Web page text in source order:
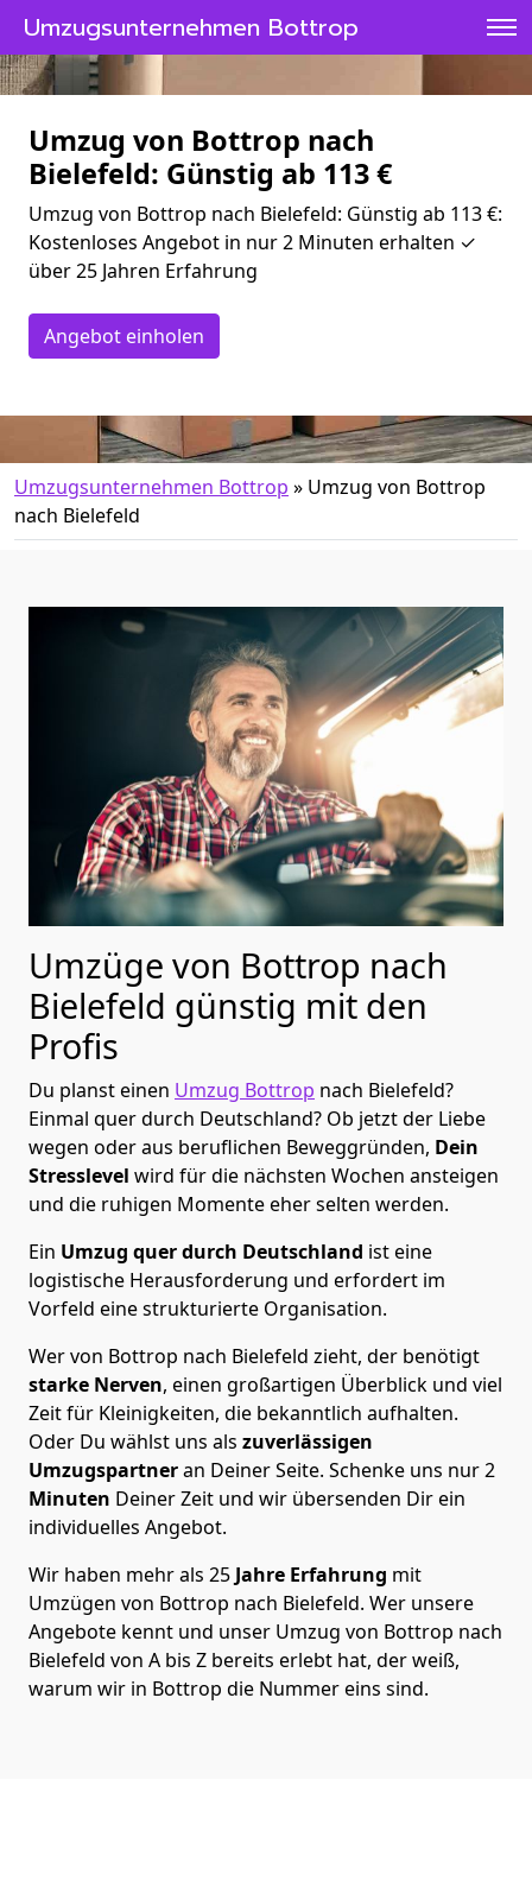
Umzugsunternehmen Bottrop
Umzug von Bottrop nach
Bielefeld: Günstig ab 113 €
Umzug von Bottrop nach Bielefeld: Günstig ab 113 €:
Kostenloses Angebot in nur 2 Minuten erhalten ✓
über 25 Jahren Erfahrung
Angebot einholen
Umzugsunternehmen Bottrop » Umzug von Bottrop
nach Bielefeld
Umzüge von Bottrop nach
Bielefeld günstig mit den
Profis
Du planst einen Umzug Bottrop nach Bielefeld?
Einmal quer durch Deutschland? Ob jetzt der Liebe
wegen oder aus beruflichen Beweggründen, Dein
Stresslevel wird für die nächsten Wochen ansteigen
und die ruhigen Momente eher selten werden.
Ein Umzug quer durch Deutschland ist eine
logistische Herausforderung und erfordert im
Vorfeld eine strukturierte Organisation.
Wer von Bottrop nach Bielefeld zieht, der benötigt
starke Nerven, einen großartigen Überblick und viel
Zeit für Kleinigkeiten, die bekanntlich aufhalten.
Oder Du wählst uns als zuverlässigen
Umzugspartneran Deiner Seite. Schenke uns nur2
Minuten Deiner Zeit und wir übersenden Dir ein
individuelles Angebot.
Wir haben mehr als 25 Jahre Erfahrung mit
Umzügen von Bottrop nach Bielefeld. Wer unsere
Angebote kennt und unser Umzug von Bottrop nach
Bielefeld von A bis Z bereits erlebt hat, der weiß,
warum wir in Bottrop die Nummer eins sind.